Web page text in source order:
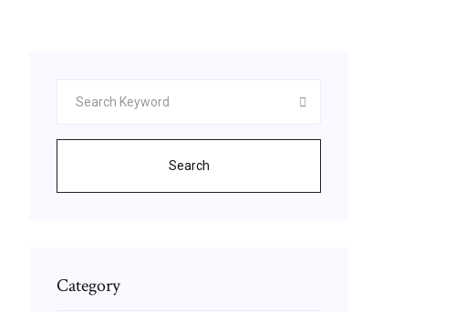
Search
Category